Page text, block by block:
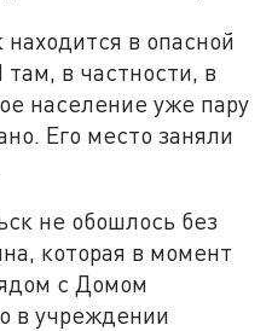
в опасной
в частности, в
население уже пару
Его место заняли
не обошлось без
которая в момент
с Домом
в учреждении